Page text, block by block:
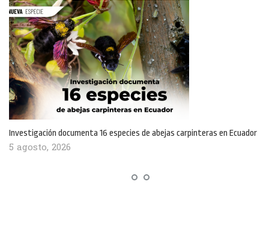
Investigación documenta 16 especies de abejas carpinteras en Ecuador
5 agosto, 2026